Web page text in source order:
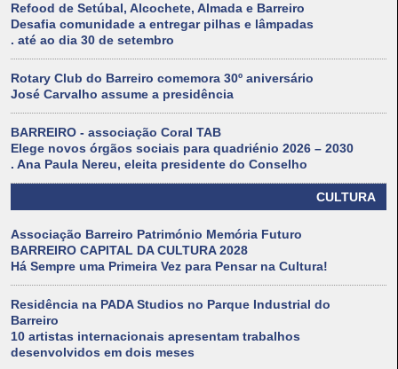
Refood de Setúbal, Alcochete, Almada e Barreiro
Desafia comunidade a entregar pilhas e lâmpadas
. até ao dia 30 de setembro
Rotary Club do Barreiro comemora 30º aniversário
José Carvalho assume a presidência
BARREIRO - associação Coral TAB
Elege novos órgãos sociais para quadriénio 2026 – 2030
. Ana Paula Nereu, eleita presidente do Conselho
CULTURA
Associação Barreiro Património Memória Futuro
BARREIRO CAPITAL DA CULTURA 2028
Há Sempre uma Primeira Vez para Pensar na Cultura!
Residência na PADA Studios no Parque Industrial do
Barreiro
10 artistas internacionais apresentam trabalhos
desenvolvidos em dois meses